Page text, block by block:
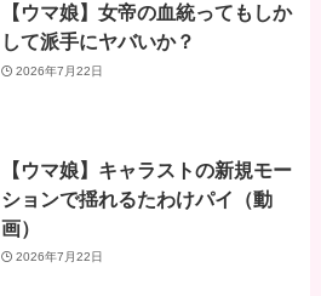
【ウマ娘】女帝の血統ってもしか
して派手にヤバいか？
2026年7月22日
【ウマ娘】キャラストの新規モー
ションで揺れるたわけパイ（動
画）
2026年7月22日